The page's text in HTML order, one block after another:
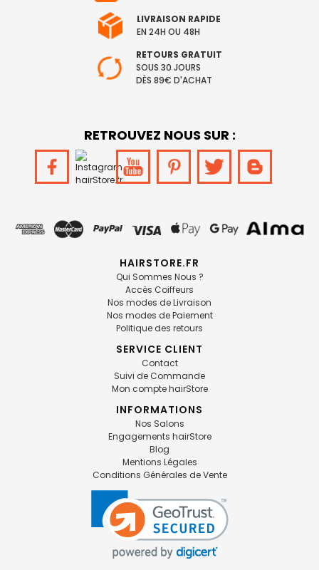
LIVRAISON RAPIDE
EN 24H OU 48H
RETOURS GRATUIT
SOUS 30 JOURS
DÈS 89€ D'ACHAT
RETROUVEZ NOUS SUR :
HAIRSTORE.FR
Qui Sommes Nous ?
Accès Coiffeurs
Nos modes de Livraison
Nos modes de Paiement
Politique des retours
SERVICE CLIENT
Contact
Suivi de Commande
Mon compte hairStore
INFORMATIONS
Nos Salons
Engagements hairStore
Blog
Mentions Légales
Conditions Générales de Vente